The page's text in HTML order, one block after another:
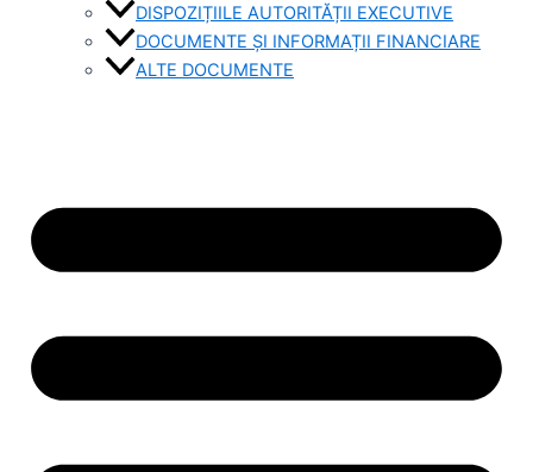
DISPOZIȚIILE AUTORITĂȚII EXECUTIVE
DOCUMENTE ȘI INFORMAȚII FINANCIARE
ALTE DOCUMENTE